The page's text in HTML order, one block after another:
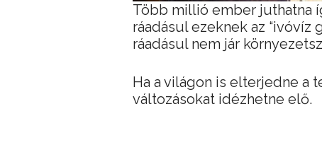
Több millió ember juthatna
ráadásul ezeknek az “ivóvíz
ráadásul nem jár
Ha a világon is elterjedne a
változásokat idézhetne elő.